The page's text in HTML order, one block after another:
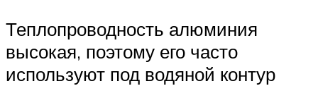
Теплопроводность алюминия
высокая, поэтому его часто
используют под водяной контур